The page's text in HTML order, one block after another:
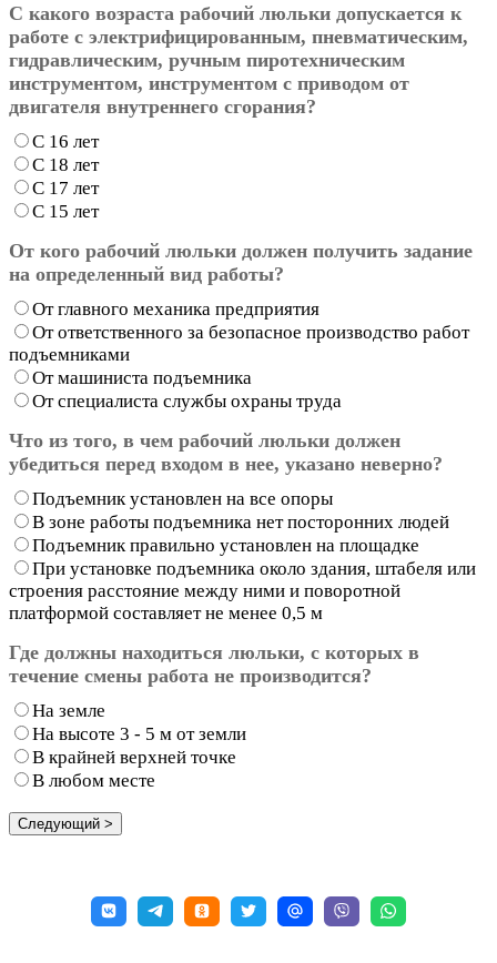
С какого возраста рабочий люльки допускается к
работе с электрифицированным, пневматическим,
гидравлическим, ручным пиротехническим
инструментом, инструментом с приводом от
двигателя внутреннего сгорания?
С 16 лет
С 18 лет
С 17 лет
С 15 лет
От кого рабочий люльки должен получить задание
на определенный вид работы?
От главного механика предприятия
От ответственного за безопасное производство работ
подъемниками
От машиниста подъемника
От специалиста службы охраны труда
Что из того, в чем рабочий люльки должен
убедиться перед входом в нее, указано неверно?
Подъемник установлен на все опоры
В зоне работы подъемника нет посторонних людей
Подъемник правильно установлен на площадке
При установке подъемника около здания, штабеля или
строения расстояние между ними и поворотной
платформой составляет не менее 0,5 м
Где должны находиться люльки, с которых в
течение смены работа не производится?
На земле
На высоте 3 - 5 м от земли
В крайней верхней точке
В любом месте